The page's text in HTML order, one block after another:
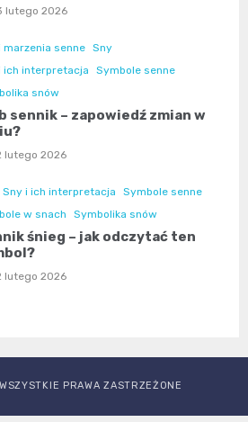
lutego 2026
marzenia senne Sny
ich interpretacja
Symbole senne
snów
sennik – zapowiedź zmian w
lutego 2026
Sny i ich interpretacja
Symbole senne
w snach
Symbolika snów
śnieg – jak odczytać ten
lutego 2026
PRAWA ZASTRZEŻONE